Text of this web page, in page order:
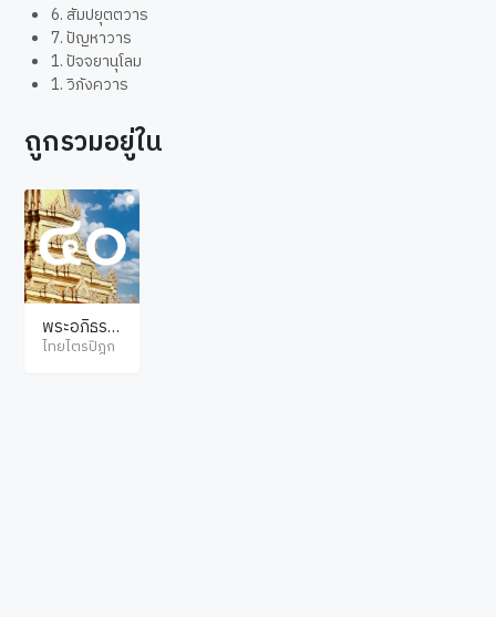
6. สัมปยุตตวาร
7. ปัญหาวาร
1. ปัจจยานุโลม
1. วิภังควาร
ถูกรวมอยู่ใน
พระอภิธรร
มปิฎก ปัฏฐ
ไทยไตรปิฎก